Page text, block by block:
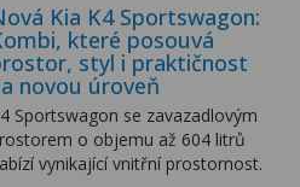
Kia K4 Sportswagon:
které posouvá
styl i praktičnost
novou úroveň
Sportswagon se zavazadlovým
o objemu až 604 litrů
vynikající vnitřní prostornost.